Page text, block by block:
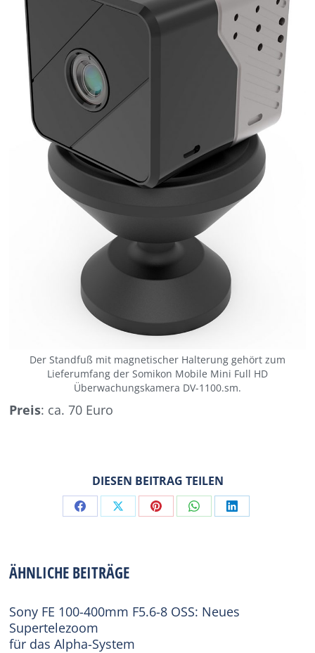
Der Standfuß mit magnetischer Halterung gehört zum
Lieferumfang der Somikon Mobile Mini Full HD
Überwachungskamera DV-1100.sm.
Preis: ca. 70 Euro
DIESEN BEITRAG TEILEN
Share Share Share Share Share
ÄHNLICHE BEITRÄGE
Sony FE 100-400mm F5.6-8 OSS: Neues
Supertelezoom
für das Alpha-System